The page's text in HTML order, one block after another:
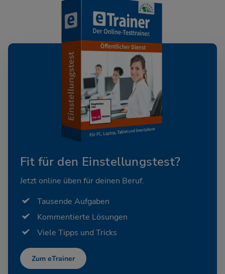
Fit für den Einstellungstest?
Jetzt online üben für deinen Beruf.
Tausende Aufgaben
Kommentierte Lösungen
Viele Tipps und Tricks
Zum eTrainer